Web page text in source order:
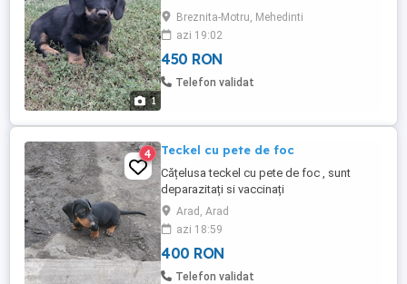
1
Breznita-Motru, Mehedinti
azi 19:02
450 RON
Telefon validat
4 Teckel cu pete de foc
Cățelusa teckel cu pete de foc , sunt
deparazitați si vaccinați
Arad, Arad
azi 18:59
400 RON
Telefon validat